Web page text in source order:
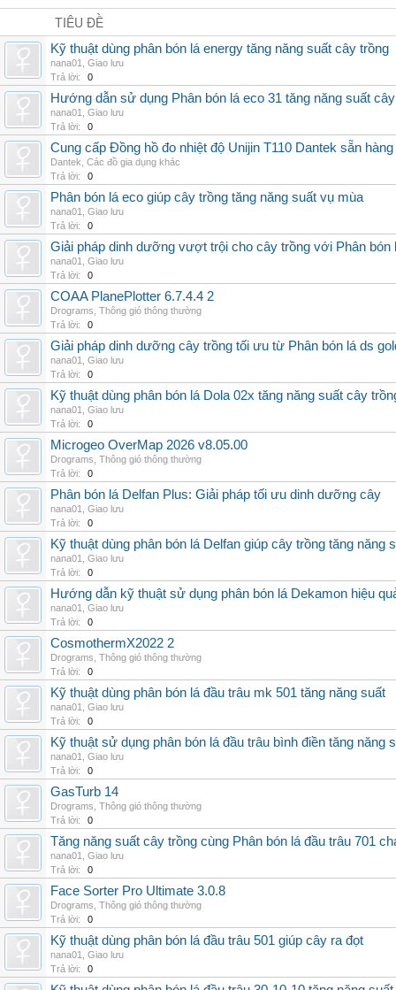
TIÊU ĐỀ
Kỹ thuật dùng phân bón lá energy tăng năng suất cây trồng
nana01
Giao lưu
Trả lời:
0
Hướng dẫn sử dụng Phân bón lá eco 31 tăng năng suất cây
nana01
Giao lưu
Trả lời:
0
Cung cấp Đồng hồ đo nhiệt độ Unijin T110 Dantek sẵn
Dantek Các đồ gia dụng khác
Trả lời:
0
Phân bón lá eco giúp cây trồng tăng năng suất vụ mùa
nana01
Giao lưu
Trả lời:
0
Giải pháp dinh dưỡng vượt trội cho cây trồng với Phân bón
nana01
Giao lưu
Trả lời:
0
COAA PlanePlotter 6.7.4.4 2
Drograms Thông gió thông thường
Trả lời:
0
Giải pháp dinh dưỡng cây trồng tối ưu từ Phân bón lá ds
nana01
Giao lưu
Trả lời:
0
Kỹ thuật dùng phân bón lá Dola 02x tăng năng suất cây
nana01
Giao lưu
Trả lời:
0
Microgeo OverMap 2026 v8.05.00
Drograms Thông gió thông thường
Trả lời:
0
Phân bón lá Delfan Plus: Giải pháp tối ưu dinh dưỡng cây
nana01
Giao lưu
Trả lời:
0
Kỹ thuật dùng phân bón lá Delfan giúp cây trồng tăng năng
nana01
Giao lưu
Trả lời:
0
Hướng dẫn kỹ thuật sử dụng phân bón lá Dekamon hiệu
nana01
Giao lưu
Trả lời:
0
CosmothermX2022 2
Drograms Thông gió thông thường
Trả lời:
0
Kỹ thuật dùng phân bón lá đầu trâu mk 501 tăng năng suất
nana01
Giao lưu
Trả lời:
0
Kỹ thuật sử dụng phân bón lá đầu trâu bình điền tăng năng
nana01
Giao lưu
Trả lời:
0
GasTurb 14
Drograms Thông gió thông thường
Trả lời:
0
Tăng năng suất cây trồng cùng Phân bón lá đầu trâu 701
nana01
Giao lưu
Trả lời:
0
Face Sorter Pro Ultimate 3.0.8
Drograms Thông gió thông thường
Trả lời:
0
Kỹ thuật dùng phân bón lá đầu trâu 501 giúp cây ra đọt
nana01
Giao lưu
Trả lời:
0